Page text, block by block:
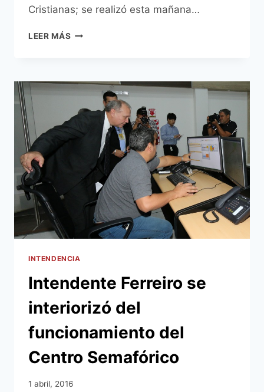
Cristianas; se realizó esta mañana…
LEER MÁS MUNICIPALIDAD
CONVENIO
PARA
MANTENER
LA
MEMORIA
INTENDENCIA
Intendente Ferreiro se
interiorizó del
funcionamiento del
Centro Semafórico
1 abril, 2016